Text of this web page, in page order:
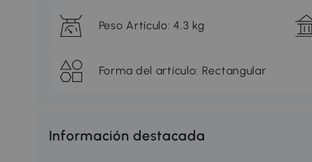
Peso Artículo: 4.3 kg
Forma del artículo: Rectangular
Información destacada